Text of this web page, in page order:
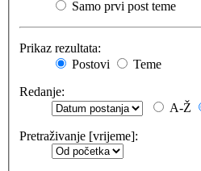
Samo prvi post teme
Prikaz rezultata:
Postovi
Teme
Redanje:
A-Ž
Pretraživanje [vrijeme]: